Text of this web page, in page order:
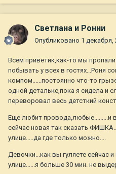
Светлана и Ронни
Опубликовано 1 декабря,
Всем приветик,как-то мы
побывать у всех в гостях...Роня
компом......постоянно что-то
одной детальке,пока я сидела и
переворовал весь детсткий
Еще любит провода,любые.........и
сейчас новая так сказать
улице.....да где только можно....
Девочки...как вы гуляете сейчас
улице......я больше 30 мин. не